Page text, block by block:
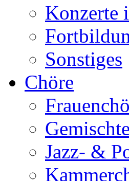
Konzerte
Sonstiges
Chöre
Jazz- &